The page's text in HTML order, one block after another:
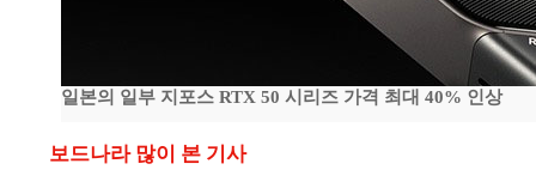
일본의 일부 지포스 RTX 50 시리즈 가격 최대 40% 인상
보드나라 많이 본 기사